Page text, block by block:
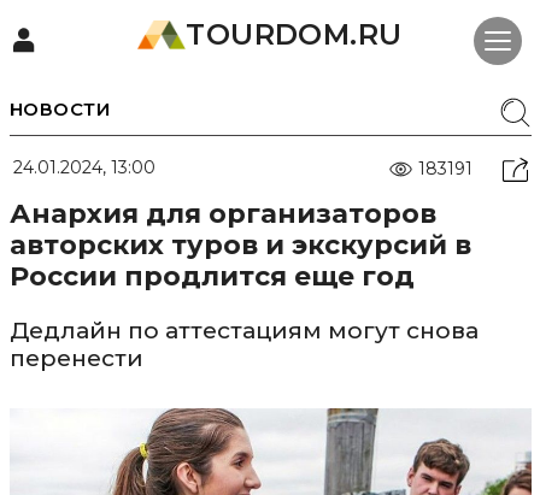
TOURDOM.RU
НОВОСТИ
24.01.2024, 13:00 183191
Анархия для организаторов
авторских туров и экскурсий в
России продлится еще год
Дедлайн по аттестациям могут снова
перенести